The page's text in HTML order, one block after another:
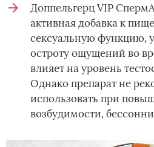
Доппельгерц VIP
активная добавка к
сексуальную функцию,
остроту ощущений во
влияет на уровень
Однако препарат не
использовать при
возбудимости,